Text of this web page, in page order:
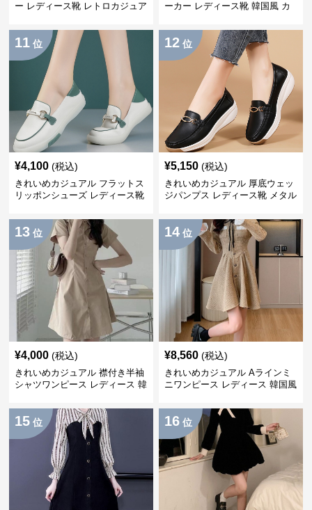
ー レディース靴 レトロカジュア
グ デイリー おしゃれ
ーカー レディース靴 韓国風 カ
おしゃれ スポーツスニーカー
11 位
¥4,100 (税込)
きれいめカジュアル フラットス
リッポンシューズ レディース靴
カジュアル 白シューズ
12 位
¥5,150 (税込)
きれいめカジュアル 厚底ウェッ
ジパンプス レディース靴 メタル
◎ おしゃれ フォーマル・普段使
い対応
13 位
¥4,000 (税込)
きれいめカジュアル 襟付き半袖
シャツワンピース レディース 韓
ト ウエストマーク スタイルアッ
プ Aライン 小柄さん◎
14 位
¥8,560 (税込)
きれいめカジュアル Aラインミ
ニワンピース レディース 韓国風
上丈 春秋 ウエストマーク 上品
エレガント
15 位 16 位